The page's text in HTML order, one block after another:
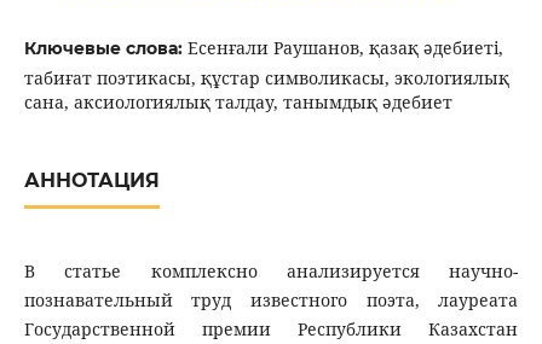
Ключевые слова: Есенғали Раушанов, қазақ әдебиеті,
табиғат поэтикасы, құстар символикасы, экологиялық
сана, аксиологиялық талдау, танымдық әдебиет
АННОТАЦИЯ
В статье комплексно анализируется научно-
познавательный труд известного поэта, лауреата
Государственной премии Республики Казахстан